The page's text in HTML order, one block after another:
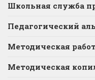
Школьная служба
Педагогический
Методическая
Методическая